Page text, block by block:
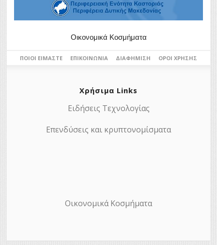
Οικονομικά Κοσμήματα
ΠΟΙΟΙ ΕΊΜΑΣΤΕ ΕΠΙΚΟΙΝΩΝΊΑ ΔΙΑΦΉΜΙΣΗ ΌΡΟΙ ΧΡΉΣΗΣ
Χρήσιμα Links
Ειδήσεις Τεχνολογίας
Επενδύσεις και κρυπτονομίσματα
Οικονομικά Κοσμήματα